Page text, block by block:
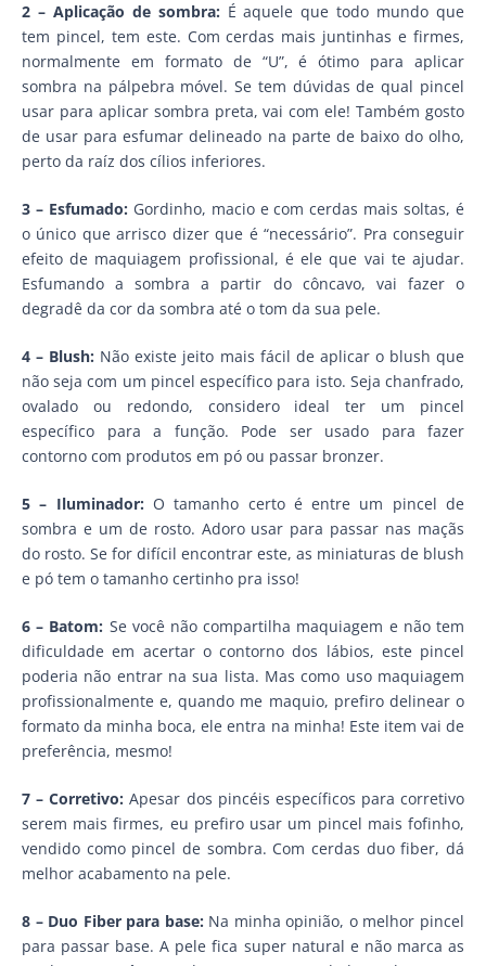
2 – Aplicação de sombra: É aquele que todo mundo que
tem pincel, tem este. Com cerdas mais juntinhas e firmes,
normalmente em formato de “U”, é ótimo para aplicar
sombra na pálpebra móvel. Se tem dúvidas de qual pincel
usar para aplicar sombra preta, vai com ele! Também gosto
de usar para esfumar delineado na parte de baixo do olho,
perto da raíz dos cílios inferiores.
3 – Esfumado: Gordinho, macio e com cerdas mais soltas, é
o único que arrisco dizer que é “necessário”. Pra conseguir
efeito de maquiagem profissional, é ele que vai te ajudar.
Esfumando a sombra a partir do côncavo, vai fazer o
degradê da cor da sombra até o tom da sua pele.
4 – Blush: Não existe jeito mais fácil de aplicar o blush que
não seja com um pincel específico para isto. Seja chanfrado,
ovalado ou redondo, considero ideal ter um pincel
específico para a função. Pode ser usado para fazer
contorno com produtos em pó ou passar bronzer.
5 – Iluminador: O tamanho certo é entre um pincel de
sombra e um de rosto. Adoro usar para passar nas maçãs
do rosto. Se for difícil encontrar este, as miniaturas de blush
e pó tem o tamanho certinho pra isso!
6 – Batom: Se você não compartilha maquiagem e não tem
dificuldade em acertar o contorno dos lábios, este pincel
poderia não entrar na sua lista. Mas como uso maquiagem
profissionalmente e, quando me maquio, prefiro delinear o
formato da minha boca, ele entra na minha! Este item vai de
preferência, mesmo!
7 – Corretivo: Apesar dos pincéis específicos para corretivo
serem mais firmes, eu prefiro usar um pincel mais fofinho,
vendido como pincel de sombra. Com cerdas duo fiber, dá
melhor acabamento na pele.
8 – Duo Fiber para base: Na minha opinião, o melhor pincel
para passar base. A pele fica super natural e não marca as